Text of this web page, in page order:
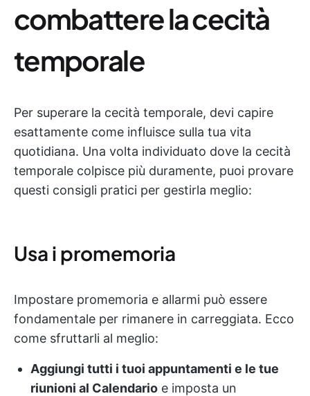
combattere la cecità
temporale
Per superare la cecità temporale, devi capire
esattamente come influisce sulla tua vita
quotidiana. Una volta individuato dove la cecità
temporale colpisce più duramente, puoi provare
questi consigli pratici per gestirla meglio:
Usa i promemoria
Impostare promemoria e allarmi può essere
fondamentale per rimanere in carreggiata. Ecco
come sfruttarli al meglio:
Aggiungi tutti i tuoi appuntamenti e le tue
riunioni al Calendario e imposta un